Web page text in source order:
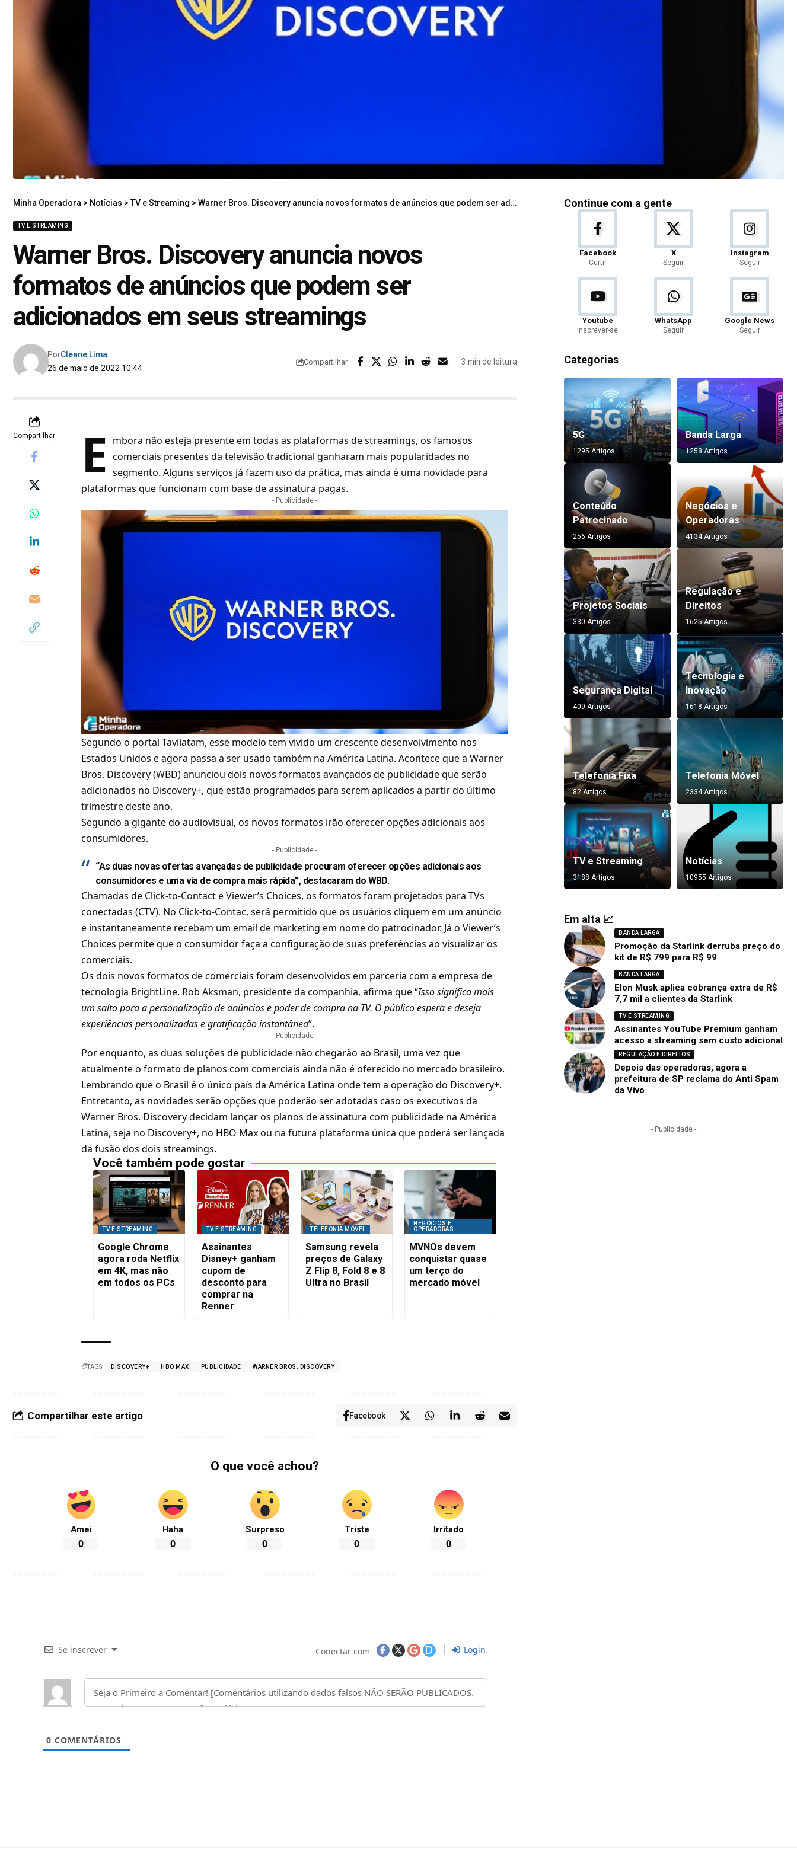
Minha Operadora > Notícias > TV e Streaming > Warner Bros. Discovery anuncia novos formatos de anúncios que podem ser adicionados em seus streamings
TV E STREAMING
Warner Bros. Discovery anuncia novos
formatos de anúncios que podem ser
adicionados em seus streamings
26 de maio de 2022 10:44
PorCleane Lima
Compartilhar 3 min de leitura
Compartilhar E
mbora não esteja presente em todas as plataformas de streamings, os famosos
comerciais presentes da televisão tradicional ganharam mais popularidades no
segmento. Alguns serviços já fazem uso da prática, mas ainda é uma novidade para
plataformas que funcionam com base de assinatura pagas.
- Publicidade -
Segundo o portal Tavilatam, esse modelo tem vivido um crescente desenvolvimento nos
Estados Unidos e agora passa a ser usado também na América Latina. Acontece que a Warner
Bros. Discovery (WBD) anunciou dois novos formatos avançados de publicidade que serão
adicionados no Discovery+, que estão programados para serem aplicados a partir do último
trimestre deste ano.
Segundo a gigante do audiovisual, os novos formatos irão oferecer opções adicionais aos
consumidores.
- Publicidade -
“As duas novas ofertas avançadas de publicidade procuram oferecer opções adicionais aos
consumidores e uma via de compra mais rápida”, destacaram do WBD.
Chamadas de Click-to-Contact e Viewer’s Choices, os formatos foram projetados para TVs
conectadas (CTV). No Click-to-Contac, será permitido que os usuários cliquem em um anúncio
e instantaneamente recebam um email de marketing em nome do patrocinador. Já o Viewer’s
Choices permite que o consumidor faça a configuração de suas preferências ao visualizar os
comerciais.
Os dois novos formatos de comerciais foram desenvolvidos em parceria com a empresa de
tecnologia BrightLine. Rob Aksman, presidente da companhia, afirma que “Isso significa mais
um salto para a personalização de anúncios e poder de compra na TV. O público espera e deseja
experiências personalizadas e gratificação instantânea”.
- Publicidade -
Por enquanto, as duas soluções de publicidade não chegarão ao Brasil, uma vez que
atualmente o formato de planos com comerciais ainda não é oferecido no mercado brasileiro.
Lembrando que o Brasil é o único país da América Latina onde tem a operação do Discovery+.
Entretanto, as novidades serão opções que poderão ser adotadas caso os executivos da
Warner Bros. Discovery decidam lançar os planos de assinatura com publicidade na América
Latina, seja no Discovery+, no HBO Maxou na futura plataforma única que poderá ser lançada
da fusão dos dois streamings.
Você também pode gostar
TV E STREAMING
Google Chrome
agora roda Netflix
em 4K, mas não
em todos os PCs
TV E STREAMING
Assinantes
Disney+ ganham
cupom de
desconto para
comprar na
Renner
TELEFONIA MÓVEL
Samsung revela
preços de Galaxy
Z Flip 8, Fold 8 e 8
Ultra no Brasil
NEGÓCIOS E
OPERADORAS
MVNOs devem
conquistar quase
um terço do
mercado móvel
TAGS: DISCOVERY+ HBO MAX PUBLICIDADE WARNER BROS. DISCOVERY
Compartilhar este artigo Facebook
O que você achou?
Amei
0
Haha
0
Surpreso
0
Triste
0
Irritado
0
Se inscrever Conectar com Login
0 COMENTÁRIOS
Continue com a gente
Facebook
Curtir
X
Seguir
Instagram
Seguir
Youtube
Inscrever-se
WhatsApp
Seguir
Google News
Seguir
Categorias
5G
1295 Artigos
Banda Larga
1258 Artigos
Conteúdo
Patrocinado
256 Artigos
Negócios e
Operadoras
4134 Artigos
Projetos Sociais
330 Artigos
Regulação e
Direitos
1625 Artigos
Segurança Digital
409 Artigos
Tecnologia e
Inovação
1618 Artigos
Telefonia Fixa
82 Artigos
Telefonia Móvel
2334 Artigos
TV e Streaming
3188 Artigos
Notícias
10955 Artigos
Em alta 📈
BANDA LARGA
Promoção da Starlink derruba preço do
kit de R$ 799 para R$ 99
BANDA LARGA
Elon Musk aplica cobrança extra de R$
7,7 mil a clientes da Starlink
TV E STREAMING
Assinantes YouTube Premium ganham
acesso a streaming sem custo adicional
REGULAÇÃO E DIREITOS
Depois das operadoras, agora a
prefeitura de SP reclama do Anti Spam
da Vivo
- Publicidade -